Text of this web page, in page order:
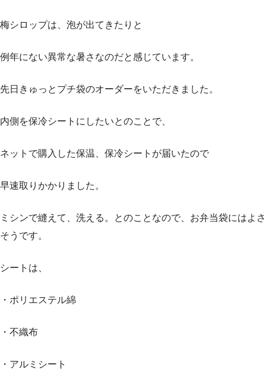
梅シロップは、泡が出てきたりと
例年にない異常な暑さなのだと感じています。
先日きゅっとプチ袋のオーダーをいただきました。
内側を保冷シートにしたいとのことで、
ネットで購入した保温、保冷シートが届いたので
早速取りかかりました。
ミシンで縫えて、洗える。とのことなので、お弁当袋にはよさ
そうです。
シートは、
・ポリエステル綿
・不織布
・アルミシート